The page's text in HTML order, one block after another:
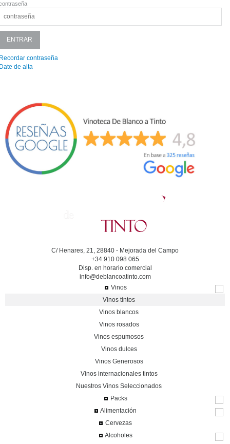
contraseña
de alta
C/ Henares, 21, 28840 - Mejorada del Campo
+34 910 098 065
Disp. en horario comercial
info@deblancoatinto.com
Vinos
Vinos tintos
Vinos blancos
Vinos rosados
Vinos espumosos
Vinos dulces
Vinos Generosos
Vinos internacionales tintos
Nuestros Vinos Seleccionados
Packs
Alimentación
Cervezas
Alcoholes